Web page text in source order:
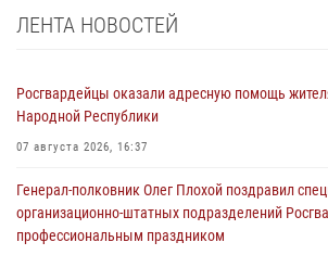
ЛЕНТА НОВОСТЕЙ
Росгвардейцы оказали адресную помощь
Народной Республики
07 августа 2026, 16:37
Генерал-полковник Олег Плохой поздравил
организационно-штатных подразделений
профессиональным праздником